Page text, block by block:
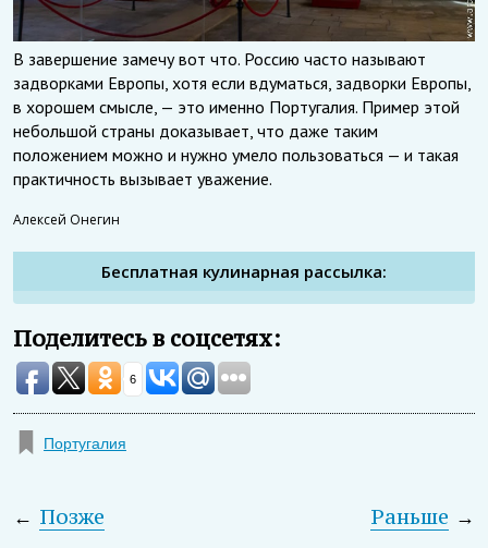
В завершение замечу вот что. Россию часто называют
задворками Европы, хотя если вдуматься, задворки Европы,
в хорошем смысле, — это именно Португалия. Пример этой
небольшой страны доказывает, что даже таким
положением можно и нужно умело пользоваться — и такая
практичность вызывает уважение.
Алексей Онегин
Бесплатная кулинарная рассылка:
Поделитесь в соцсетях:
6
Португалия
← Позже →
Раньше